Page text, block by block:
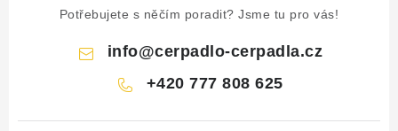
Potřebujete s něčím poradit? Jsme tu pro vás!
info@cerpadlo-cerpadla.cz
+420 777 808 625